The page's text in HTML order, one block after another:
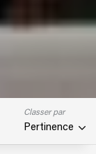
Classer par
Pertinence